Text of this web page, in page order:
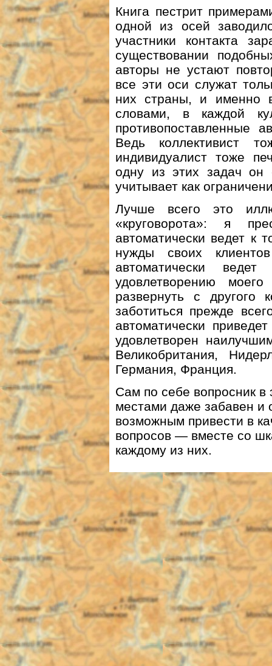
Книга пестрит
одной из осей
участники контакта
существовании
авторы не устают
все эти оси служат
них страны, и именно
словами, в каждой
противопоставленные
Ведь коллективист
индивидуалист тоже
одну из этих задач он
учитывает как
Лучше всего это
«круговорота»: я
автоматически ведет к
нужды своих
автоматически
удовлетворению
развернуть с другого
заботиться прежде
автоматически
удовлетворен
Великобритания,
Германия, Франция.
Сам по себе вопросник в
местами даже забавен и
возможным привести в
вопросов — вместе со
каждому из них.